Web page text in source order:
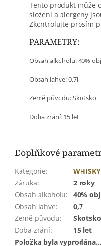
Tento produkt může
složení a alergeny
Zkontrolujte prosím
PARAMETRY:
Obsah alkoholu: 40% obj
Obsah lahve: 0,7l
Země původu: Skotsko
Doba zrání: 15 let
Doplňkové
Kategorie:
WHISKY
Záruka:
2 roky
Obsah alkoholu:
40% obj
Obsah lahve:
0,7
Země původu:
Skotsko
Doba zrání:
15 let
Položka byla vyprodána…